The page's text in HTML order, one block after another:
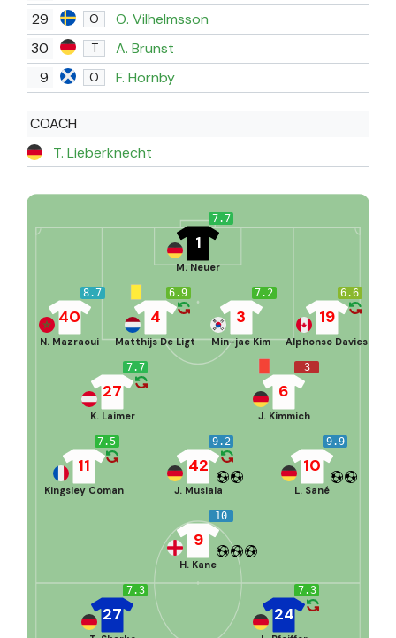
29
O
O. Vilhelmsson
30
T
A. Brunst
9
O F. Hornby
COACH
T. Lieberknecht
7.7
1
M. Neuer
6.6
19
Alphonso Davies
7.2
3
Min-jae Kim
6.9
4
Matthijs De Ligt
8.7
40
N. Mazraoui
3
6
J. Kimmich
7.7
27
K. Laimer
9.9
10
L. Sané
9.2
42
J. Musiala
7.5
11
Kingsley Coman
10
9
H. Kane
7.3
27
7.3
24